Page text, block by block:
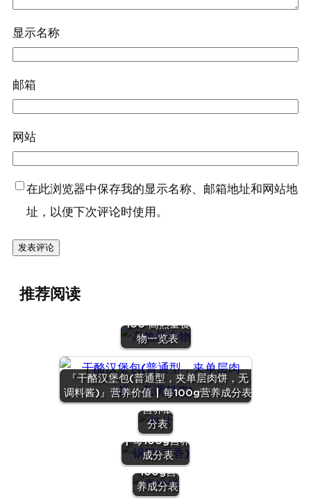
显示名称
邮箱
网站
在此浏览器中保存我的显示名称、邮箱地址和网站地
址，以便下次评论时使用。
推荐阅读
100 高热量食
物一览表
『干酪汉堡包(普通型，夹单层肉饼，无
调料酱)』营养价值 | 每100g营养成分表
『虾
片』营
养价值
| 每
100g
营养成
分表
『锅巴(豆
香)』营养价值
| 每100g营养
成分表
『雪米
饼』营养
价值 | 每
100g营
养成分表